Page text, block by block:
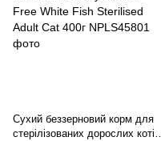
Сухий беззерновий корм для
стерілізованих дорослих котів